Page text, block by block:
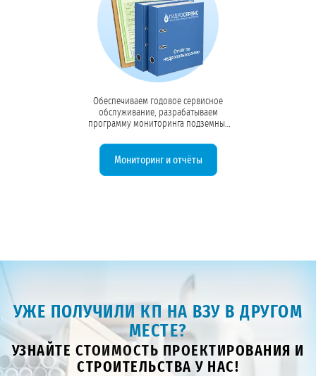
Обеспечиваем годовое сервисное
обслуживание, разрабатываем
программу мониторинга подземных
замеров и помогаем готовить
отчётность (формы 4-ЛС, 2-ТП).
Консультируем по соблюдению
Мониторинг и отчёты
УЖЕ ПОЛУЧИЛИ КП НА ВЗУ В ДРУГОМ
МЕСТЕ?
УЗНАЙТЕ СТОИМОСТЬ ПРОЕКТИРОВАНИЯ И
СТРОИТЕЛЬСТВА У НАС!